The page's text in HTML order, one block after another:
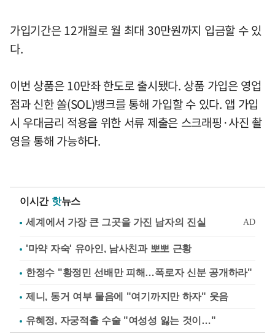
가입기간은 12개월로 월 최대 30만원까지 입금할 수 있
다.
이번 상품은 10만좌 한도로 출시됐다. 상품 가입은 영업
점과 신한 쏠(SOL)뱅크를 통해 가입할 수 있다. 앱 가입
시 우대금리 적용을 위한 서류 제출은 스크래핑·사진 촬
영을 통해 가능하다.
이시간 핫뉴스
'마약 자숙' 유아인, 남사친과 뽀뽀 근황
한정수 "황정민 선배만 피해…폭로자 신분 공개하라"
제니, 동거 여부 물음에 "여기까지만 하자" 웃음
유혜정, 자궁적출 수술 "여성성 잃는 것이…"